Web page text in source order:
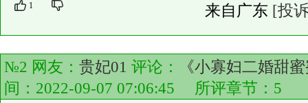
1 来自广东 [投
№2 网友： 贵妃01 评论：
《小寡妇二婚甜
间：2022-09-07 07:06:45 所评章节： 5